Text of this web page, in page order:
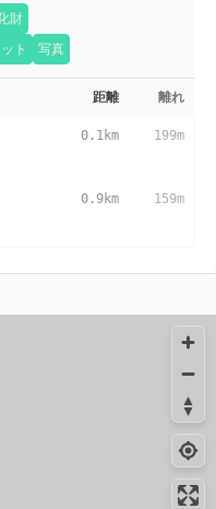
財
ト 写真
距離 離れ
0.1km 199m
0.9km 159m